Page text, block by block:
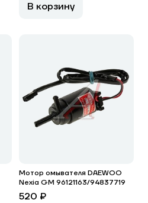
В корзину
Мотор омывателя DAEWOO
Nexia GM 96121163/94837719
520 ₽